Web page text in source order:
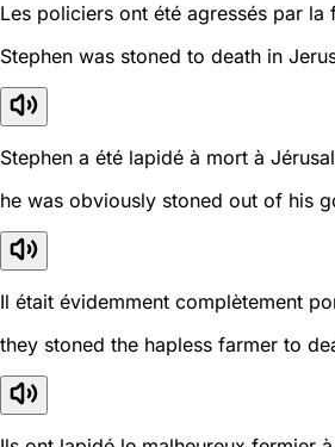
Les policiers ont été agressés par la
Stephen was stoned to death in
Stephen a été lapidé à mort à
he was obviously stoned out of his
Il était évidemment complètement
they stoned the hapless farmer to